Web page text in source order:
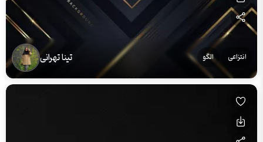
انتزاعی الگو تینا تهرانی